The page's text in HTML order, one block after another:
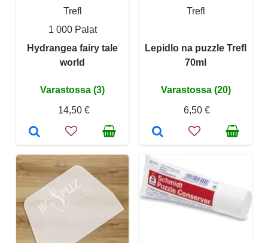
Trefl
1 000 Palat
Hydrangea fairy tale
world
Varastossa (3)
14,50 €
Trefl
Lepidlo na puzzle Trefl
70ml
Varastossa (20)
6,50 €